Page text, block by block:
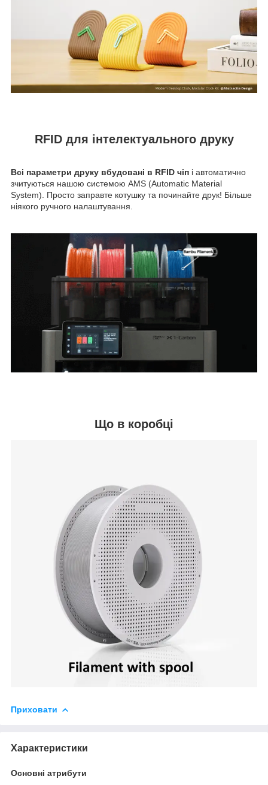
RFID для інтелектуального друку
Всі параметри друку вбудовані в RFID чіп і автоматично
зчитуються нашою системою AMS (Automatic Material
System). Просто заправте котушку та починайте друк! Більше
ніякого ручного налаштування.
Що в коробці
Приховати
Характеристики
Основні атрибути